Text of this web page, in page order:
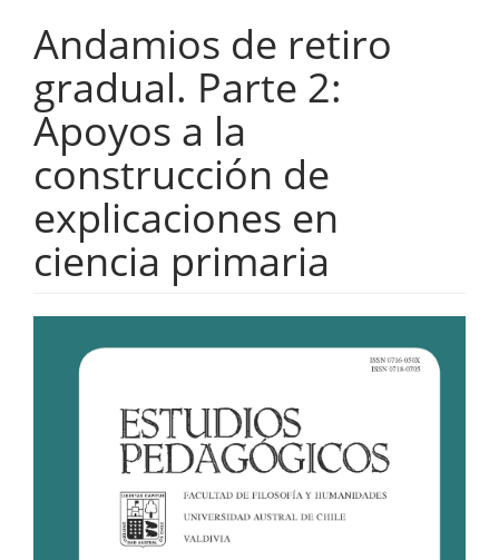
Andamios de retiro
gradual. Parte 2:
Apoyos a la
construcción de
explicaciones en
ciencia primaria
lateral
artículo